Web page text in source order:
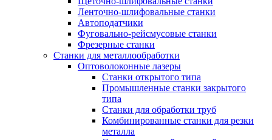
Ленточно-шлифовальные станки
Автоподатчики
Фуговально-рейсмусовые станки
Фрезерные станки
Станки для металлообработки
Оптоволоконные лазеры
Станки открытого типа
Промышленные станки закрытого
типа
Станки для обработки труб
Комбинированные станки для резки
металла